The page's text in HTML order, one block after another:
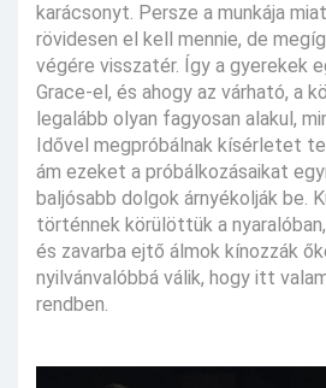
karácsonyt. Persze a munkája
rövidesen el kell mennie, de
végére visszatér. Így a gyerekek
Grace-el, és ahogy az várható, a
legalább olyan fagyosan alakul,
Idővel megpróbálnak kísérletet
ám ezeket a próbálkozásaikat
baljósabb dolgok árnyékolják be.
történnek körülöttük a
és zavarba ejtő álmok kínozzák
nyilvánvalóbbá válik, hogy itt
rendben.